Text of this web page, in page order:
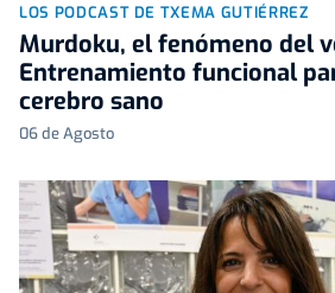
LOS PODCAST DE TXEMA GUTIÉRREZ
Murdoku, el fenómeno del
Entrenamiento funcional
cerebro sano
06 de Agosto